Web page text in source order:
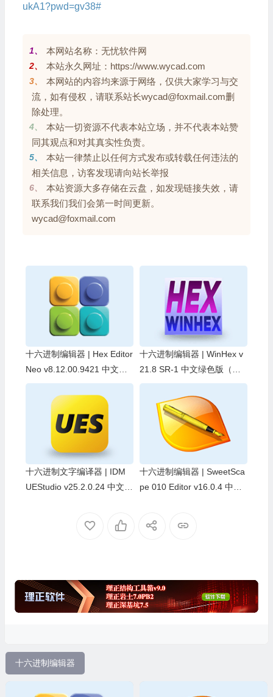
ukA1?pwd=gv38#
1、 本网站名称：无忧软件网
2、 本站永久网址：https://www.wycad.com
3、
本网站的内容均来源于网络，仅供大家学习与交
流，如有侵权，请联系站长wycad@foxmail.com删
除处理。
4、
本站一切资源不代表本站立场，并不代表本站赞
同其观点和对其真实性负责。
5、
本站一律禁止以任何方式发布或转载任何违法的
相关信息，访客发现请向站长举报
6、
本站资源大多存储在云盘，如发现链接失效，请
联系我们我们会第一时间更新。
wycad@foxmail.com
十六进制编辑器 | Hex Editor
Neo v8.12.00.9421 中文绿
色便携版
十六进制编辑器 | WinHex v
21.8 SR-1 中文绿色版（解
锁专家版）
十六进制文字编译器 | IDM
UEStudio v25.2.0.24 中文破
十六进制编辑器 | SweetSca
pe 010 Editor v16.0.4 中英
十六进制编辑器